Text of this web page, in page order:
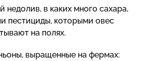
недолив, в каких много сахара,
пестициды, которыми овес
на полях.
выращенные на фермах: